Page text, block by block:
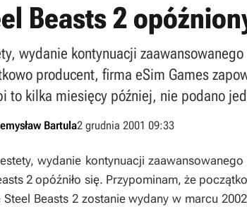
Beasts 2
wydanie kontynuacji
producent, firma eSim Games
to kilka miesięcy później, nie podano
Bartula2 grudnia 2001 09:33
wydanie kontynuacji
2 opóźniło się. Przypominam, że
Steel Beasts 2 zostanie wydany w marcu